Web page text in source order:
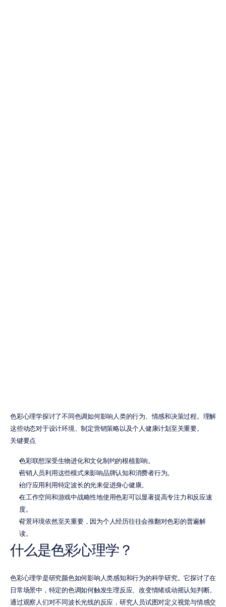
色彩心理学探讨了不同色调如何影响人类的行为、情感和决策过程。理解
这些动态对于设计环境、制定营销策略以及个人健康计划至关重要。
关键要点
色彩联想深受生物进化和文化制约的根植影响。
营销人员利用这些模式来影响品牌认知和消费者行为。
治疗应用利用特定波长的光来促进身心健康。
在工作空间和游戏中战略性地使用色彩可以显著提高专注力和反应速
度。
背景环境依然至关重要，因为个人经历往往会推翻对色彩的普遍解
读。
什么是色彩心理学？
色彩心理学是研究颜色如何影响人类感知和行为的科学研究。它探讨了在
日常场景中，特定的色调如何触发生理反应、改变情绪或动摇认知判断。
通过观察人们对不同波长光线的反应，研究人员试图对定义视觉与情感交